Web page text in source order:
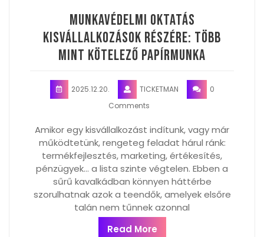
Munkavédelmi oktatás
kisvállalkozások részére: Több
mint kötelező papírmunka
2025.12.20. TICKETMAN
0
Comments
Amikor egy kisvállalkozást indítunk, vagy már
működtetünk, rengeteg feladat hárul ránk:
termékfejlesztés, marketing, értékesítés,
pénzügyek… a lista szinte végtelen. Ebben a
sűrű kavalkádban könnyen háttérbe
szorulhatnak azok a teendők, amelyek elsőre
talán nem tűnnek azonnal
Read More